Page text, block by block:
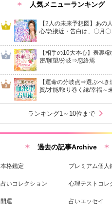
人気メニューランキング
【2人の未来予想図】あの
心/急接近・告白は、〇月〇
【相手の10大本心】表裏/
密/願望/分岐⇒恋終焉
【運命の分岐点⇒選ぶべき
質/才能/取り巻く縁/幸福～
ランキング1～10位まで chevron_right
過去の記事Archive
本格鑑定 プレミアム個人
占いコレクション 心理テストコレ
開運 占いエッセイ